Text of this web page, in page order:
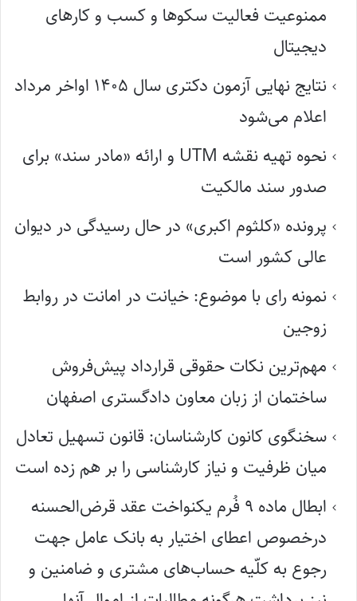
ممنوعیت فعالیت سکوها و کسب و کارهای
دیجیتال
نتایج نهایی آزمون دکتری سال ۱۴۰۵ اواخر مرداد
اعلام می‌شود
نحوه تهیه نقشه UTM و ارائه «مادر سند» برای
صدور سند مالکیت
پرونده «کلثوم اکبری» در حال رسیدگی در دیوان
عالی کشور است
نمونه رای با موضوع: خیانت در امانت در روابط
زوجین
مهم‌ترین نکات حقوقی قرارداد پیش‌فروش
ساختمان از زبان معاون دادگستری اصفهان
سخنگوی کانون کارشناسان: قانون تسهیل تعادل
میان ظرفیت و نیاز کارشناسی را بر هم زده است
ابطال ماده ۹ فُرم یکنواخت عقد قرض‌الحسنه
درخصوص اعطای اختیار به بانک عامل جهت
رجوع به کلّیه حساب‌های مشتری و ضامنین و